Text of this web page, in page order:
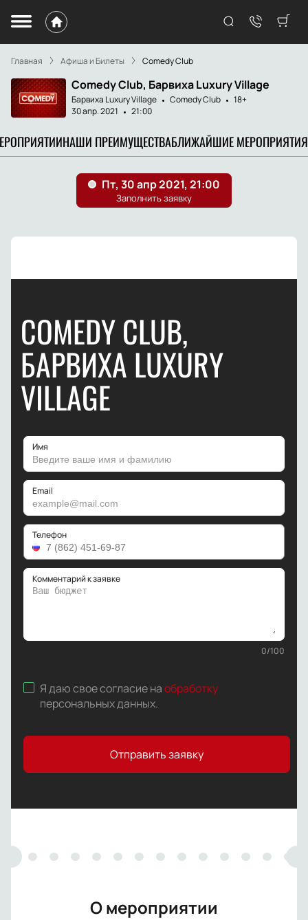
Главная Афиша и Билеты Comedy Club
Comedy Club, Барвиха Luxury Village
Барвиха Luxury Village Comedy Club
18+
30 апр. 2021
21:00
НАШИ ПРЕИМУЩЕСТВАБЛИЖАЙШИЕ МЕРОПРИЯТИЯ
COMEDY CLUB,
БАРВИХА LUXURY
VILLAGE
Имя
Email
Телефон
Комментарий к заявке
0/100
Я даю свое согласие наобработку
персональных данных.
Отправить заявку
О мероприятии